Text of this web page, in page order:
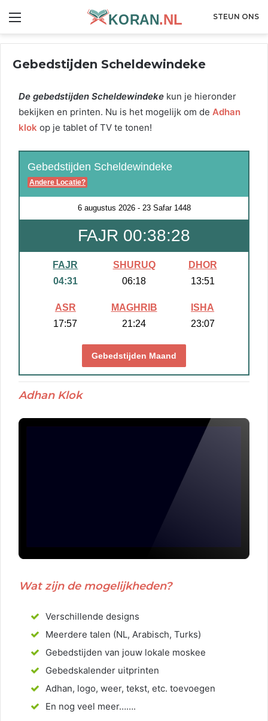
STEUN ONS
Gebedstijden Scheldewindeke
De gebedstijden Scheldewindeke kun je hieronder
bekijken en printen. Nu is het mogelijk om de Adhan
klok op je tablet of TV te tonen!
Gebedstijden Scheldewindeke
Andere Locatie?
6 augustus 2026- 23 Safar 1448
FAJR 00:38:28
FAJR
04:31
SHURUQ
06:18
DHOR
13:51
ASR
17:57
MAGHRIB
21:24
ISHA
23:07
Gebedstijden Maand
Adhan Klok
Wat zijn de mogelijkheden?
Verschillende designs
Meerdere talen (NL, Arabisch, Turks)
Gebedstijden van jouw lokale moskee
Gebedskalender uitprinten
Adhan, logo, weer, tekst, etc. toevoegen
En nog veel meer…….